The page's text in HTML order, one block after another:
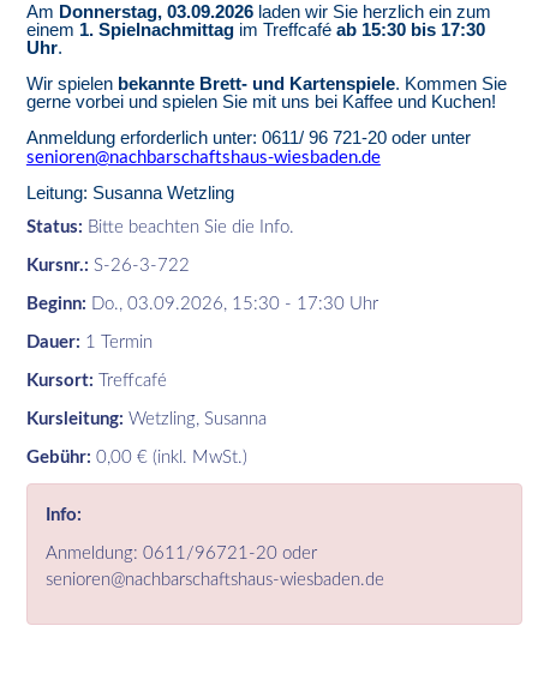
Am Donnerstag, 03.09.2026laden wir Sie herzlich ein zum
einem 1. Spielnachmittagim Treffcafé ab 15:30 bis 17:30
Uhr.
Wir spielen bekannte Brett- und Kartenspiele. Kommen Sie
gerne vorbei und spielen Sie mit uns bei Kaffee und Kuchen!
Anmeldung erforderlich unter: 0611/ 96 721-20 oder unter
senioren@nachbarschaftshaus-wiesbaden.de
Leitung: Susanna Wetzling
Status: Bitte beachten Sie die Info.
Kursnr.: S-26-3-722
Beginn: Do. , 03.09.2026, 15:30 - 17:30 Uhr
Dauer: 1 Termin
Kursort: Treffcafé
Kursleitung: Wetzling, Susanna
Gebühr: 0,00 € (inkl. MwSt.)
Info:
Anmeldung: 0611/96721-20 oder
senioren@nachbarschaftshaus-wiesbaden.de